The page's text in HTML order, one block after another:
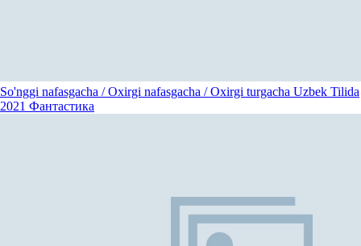
So'nggi nafasgacha / Oxirgi nafasgacha / Oxirgi turgacha Uzbek Tilida
2021 Фантастика